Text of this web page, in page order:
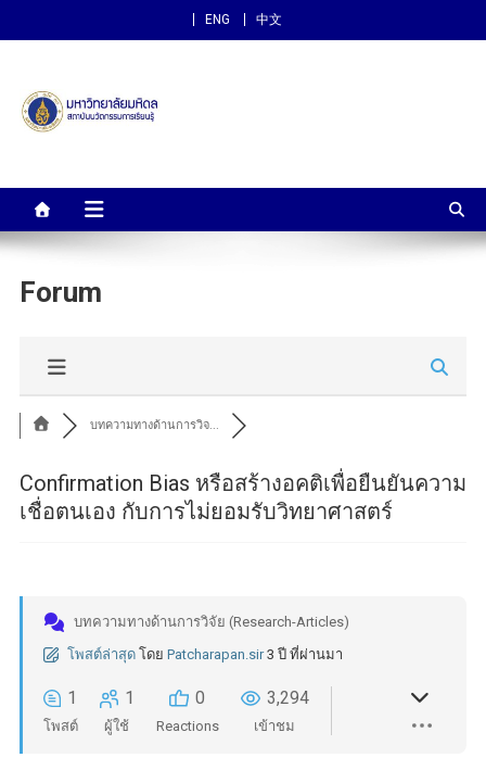
ENG 中文
สถาบันนวัตกรรมการเรียนรู้
Forum
บทความทางด้านการวิจ...
Confirmation Bias หรือสร้างอคติเพื่อยืนยันความ
เชื่อตนเอง กับการไม่ยอมรับวิทยาศาสตร์
บทความทางด้านการวิจัย (Research-Articles)
โพสต์ล่าสุด โดย Patcharapan.sir 3 ปี ที่ผ่านมา
1
โพสต์
1
ผู้ใช้
0
Reactions
3,294
เข้าชม